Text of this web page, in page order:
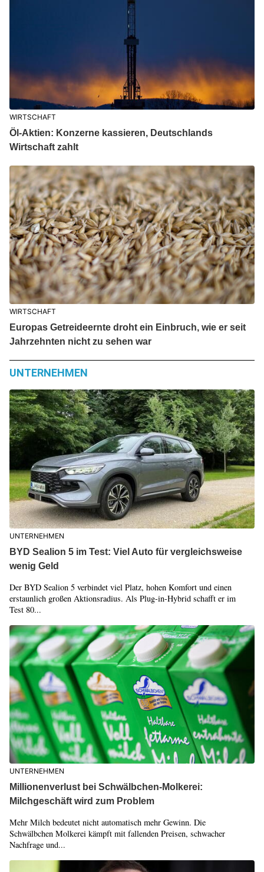
WIRTSCHAFT
Öl-Aktien: Konzerne kassieren, Deutschlands
Wirtschaft zahlt
WIRTSCHAFT
Europas Getreideernte droht ein Einbruch, wie er seit
Jahrzehnten nicht zu sehen war
UNTERNEHMEN
UNTERNEHMEN
BYD Sealion 5 im Test: Viel Auto für vergleichsweise
wenig Geld
Der BYD Sealion 5 verbindet viel Platz, hohen Komfort und einen
erstaunlich großen Aktionsradius. Als Plug-in-Hybrid schafft er im
Test 80...
UNTERNEHMEN
Millionenverlust bei Schwälbchen-Molkerei:
Milchgeschäft wird zum Problem
Mehr Milch bedeutet nicht automatisch mehr Gewinn. Die
Schwälbchen Molkerei kämpft mit fallenden Preisen, schwacher
Nachfrage und...